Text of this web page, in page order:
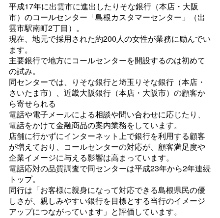
平成17年に出雲市に進出したりそな銀行（本店・大阪
市）のコールセンター「島根カスタマーセンター」（出
雲市駅南町2丁目）。
現在、地元で採用された約200人の女性が業務に励んでい
ます。
主要銀行で地方にコールセンターを開設するのは初めて
の試み。
同センターでは、りそな銀行と埼玉りそな銀行（本店・
さいたま市）、近畿大阪銀行（本店・大阪市）の顧客か
ら寄せられる
電話や電子メールによる相談や問い合わせに応じたり、
電話をかけて金融商品の案内業務をしています。
店舗に行かずにインターネット上で銀行を利用する顧客
が増えており、コールセンターの対応が、顧客満足度や
企業イメージに与える影響は高まっています。
電話応対の品質調査で同センターは平成23年から2年連続
トップ。
同行は「お客様に親身になって対応できる島根県民の優
しさが、親しみやすい銀行を目標とする当行のイメージ
アップにつながっています」と評価しています。